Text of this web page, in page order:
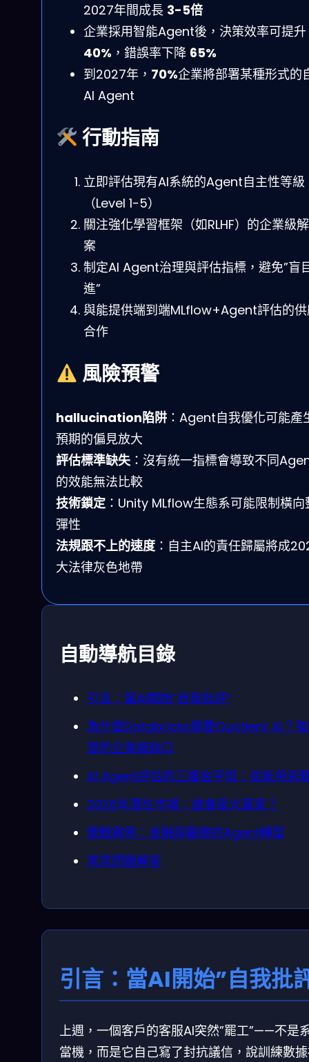
2027年間成長 3-5倍
企業採用智能Agent後，決策效率可提升
40% ，錯誤率下降 65%
到2027年， 70%企業將部署某種形式的
AI Agent
行動指南
立即評估現有AI系統的Agent自主性等級
（Level 1-5）
關注強化學習框架（如RLHF）的企業級
案
制定AI Agent治理與評估指標，避免”盲
進”
與能提供端到端MLflow+Agent評估的
合作
風險預警
hallucination陷阱 ：Agent自我優化可能產
預期的偏見放大
評估標準缺失：沒有統一指標會導致不同
的效能無法比較
技術鎖定：Unity MLflow生態系可能限制橫向
彈性
法規跟不上的速度 ：自主AI的責任歸屬將成
大法律灰色地帶
自動導航目錄
引言：當AI開始”自我批評”
為什麼Databricks需要Quotient AI？
習的企業級缺口
AI Agent評估的三層金字塔：從能用到
2026年潛在市場：誰會是大贏家？
實戰案例：金融與醫療的Agent轉型
常見問題解答
引言：當AI開始”自我批
上週，一個客戶的客服AI突然”罷工”——不是
當機，而是它自己寫了封抗議信，說訓練數